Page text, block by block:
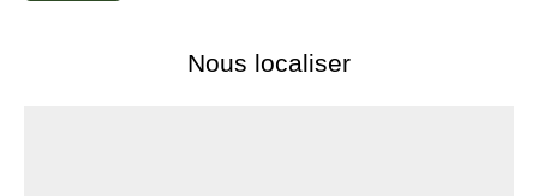
Nous localiser